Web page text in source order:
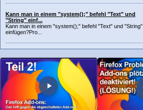
Kann man in einem "system();" befehl "Text" und
"String" einf...
Kann man in einem "system();" befehl "Text" und "String"
einfügen?Pro...